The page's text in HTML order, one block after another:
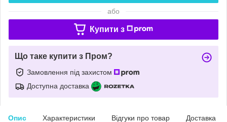
або
Купити з
Що таке купити з Пром?
Замовлення під захистом
Доступна доставка
Опис Характеристики Відгуки про товар Доставка